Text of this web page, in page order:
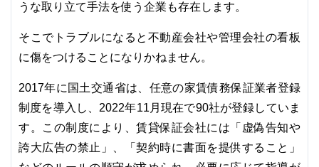
うな取り立て手法を使う企業も存在します。
そこでトラブルになると不動産会社や管理会社の看板
に傷をつけることになりかねません。
2017年に国土交通省は、任意の家賃債務保証業者登録
制度を導入し、2022年11月現在で90社が登録していま
す。この制度により、賃貸保証会社には「虚偽告知や
誇大広告の禁止」、「契約時に書面を提供すること」